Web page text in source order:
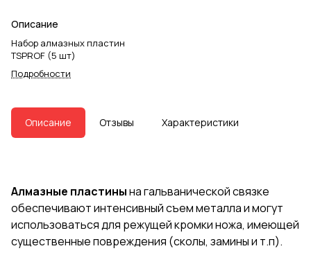
Описание
Набор алмазных пластин
TSPROF (5 шт)
Подробности
Описание Отзывы Характеристики
Алмазные пластинына гальванической связке
обеспечивают интенсивный съем металла и могут
использоваться для режущей кромки ножа, имеющей
существенные повреждения (сколы, замины и т.п).